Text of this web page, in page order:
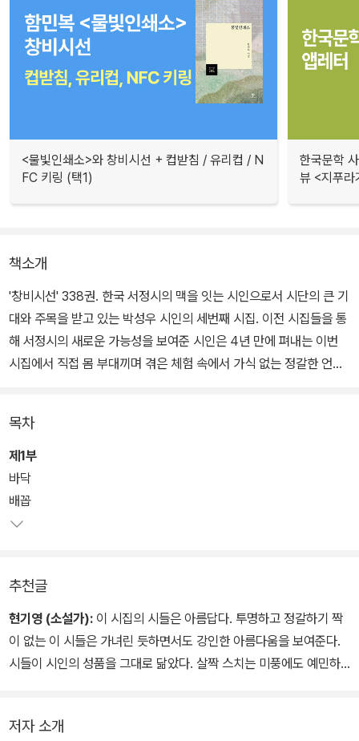
<물빛인쇄소>와 창비시선 + 컵받침 / 유리컵 / N
FC 키링 (택1)
한국문학
뷰 <지푸라
책소개
'창비시선' 338권. 한국 서정시의 맥을 잇는 시인으로서 시단의 큰 기
대와 주목을 받고 있는 박성우 시인의 세번째 시집. 이전 시집들을 통
해 서정시의 새로운 가능성을 보여준 시인은 4년 만에 펴내는 이번
시집에서 직접 몸 부대끼며 겪은 체험 속에서 가식 없는 정갈한 언어
공동체적 삶의 회복을 지향해온 시인은 이번 시집에서 가족의 울타리
를 넘어서 농경문화적 전통이 살아 숨쉬는 '외딴 강마을'을 주요 시적
공간으로 삼는다. '발 동동거릴 일 없이 느긋'한 그곳에서는 '나'와
'너'의 경계도 없고, 손익을 따지는 약삭빠른 계산도 무의미하다. 한
사람이 먼저 베풀면 자연히 그에 대한 보답이 이어지는 순박한 마음
박성우의 시는 낯설고 인공적인 언어로 가득한 최근 시들의 한 경향
에서 한 발 비켜서서 일상의 진실과 생명의 본성에 대한 탐구를 불러
일으킨다. 시인의 시는 첨단의 감각에 기울기보다는 순박하고 투명하
며, 때로는 '서른일곱 먹도록' '서울엔 종점 같은 건 없는 줄 알았'다는
목차
제1부
바닥
배꼽
추천글
현기영 (소설가): 이 시집의 시들은 아름답다. 투명하고 정갈하기 짝
이 없는 이 시들은 가녀린 듯하면서도 강인한 아름다움을 보여준다.
시들이 시인의 성품을 그대로 닮았다. 살짝 스치는 미풍에도 예민하
서 자주 익살을 부리는데, 너무 우습고, 너무 착하고 순수해서 눈물이
저자 소개